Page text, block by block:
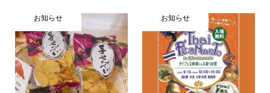
お知らせ お知らせ